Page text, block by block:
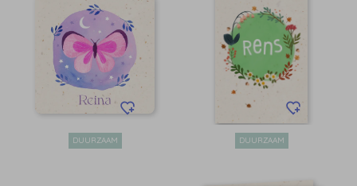
DUURZAAM DUURZAAM